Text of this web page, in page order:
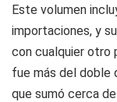
Este volumen
importaciones, y
con cualquier otro
fue más del doble
que sumó cerca